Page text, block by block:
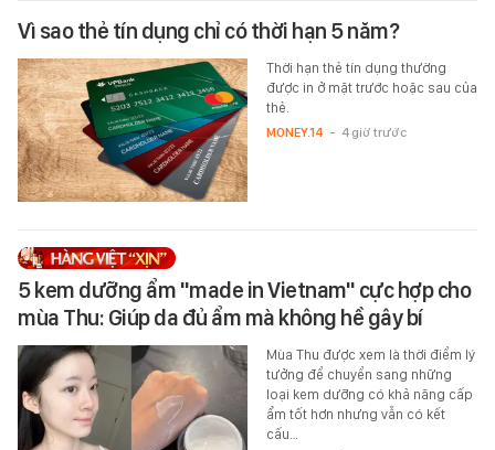
Vì sao thẻ tín dụng chỉ có thời hạn 5 năm?
Thời hạn thẻ tín dụng thường
được in ở mặt trước hoặc sau của
thẻ.
MONEY.14 - 4 giờ trước
5 kem dưỡng ẩm "made in Vietnam" cực hợp cho
mùa Thu: Giúp da đủ ẩm mà không hề gây bí
Mùa Thu được xem là thời điểm lý
tưởng để chuyển sang những
loại kem dưỡng có khả năng cấp
ẩm tốt hơn nhưng vẫn có kết
cấu…